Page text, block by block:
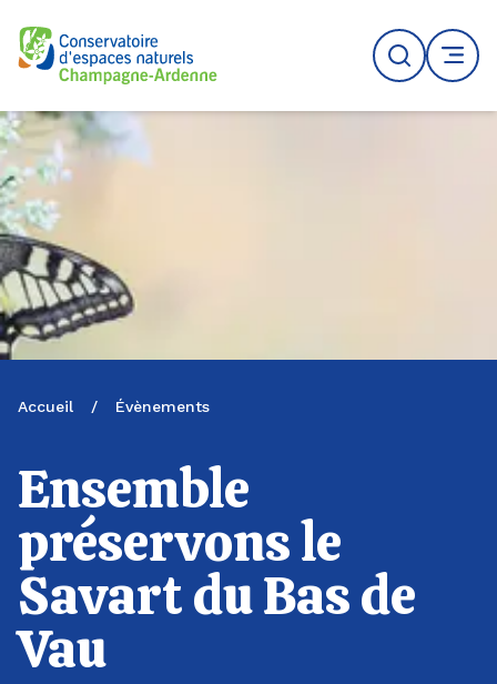
Logo du CENCA
Recherche
MENU
Accueil / Évènements
Ensemble
préservons le
Savart du Bas de
Vau